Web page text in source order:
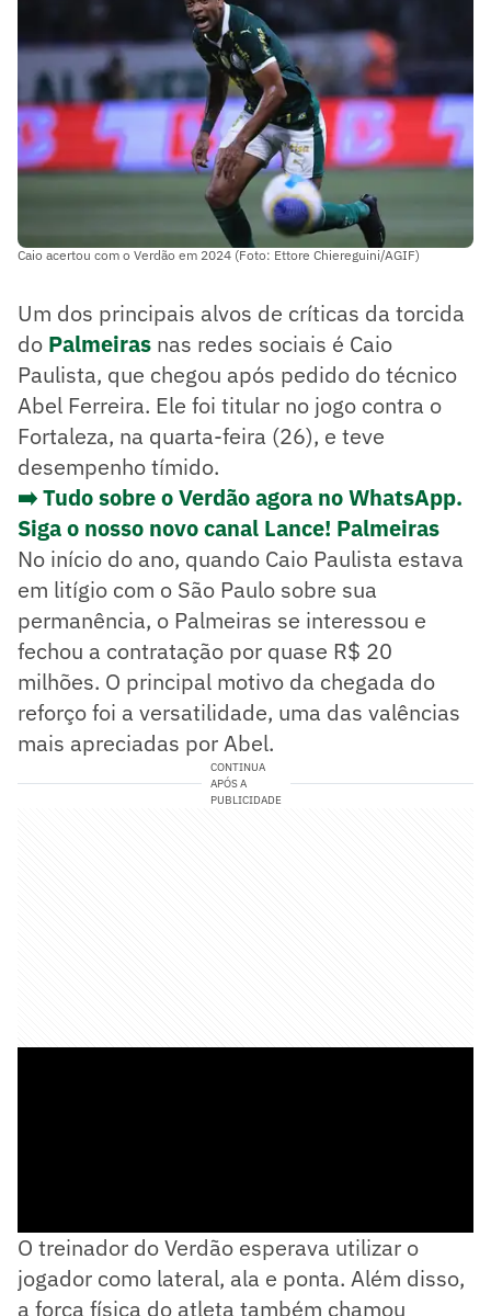
Caio acertou com o Verdão em 2024 (Foto: Ettore Chiereguini/AGIF)
Um dos principais alvos de críticas da torcida
do Palmeiras nas redes sociais é Caio
Paulista, que chegou após pedido do técnico
Abel Ferreira. Ele foi titular no jogo contra o
Fortaleza, na quarta-feira (26), e teve
desempenho tímido.
➡️ Tudo sobre o Verdão agora no WhatsApp.
Siga o nosso novo canal Lance! Palmeiras
No início do ano, quando Caio Paulista estava
em litígio com o São Paulo sobre sua
permanência, o Palmeiras se interessou e
fechou a contratação por quase R$ 20
milhões. O principal motivo da chegada do
reforço foi a versatilidade, uma das valências
mais apreciadas por Abel.
CONTINUA
APÓS A
PUBLICIDADE
O treinador do Verdão esperava utilizar o
jogador como lateral, ala e ponta. Além disso,
a força física do atleta também chamou